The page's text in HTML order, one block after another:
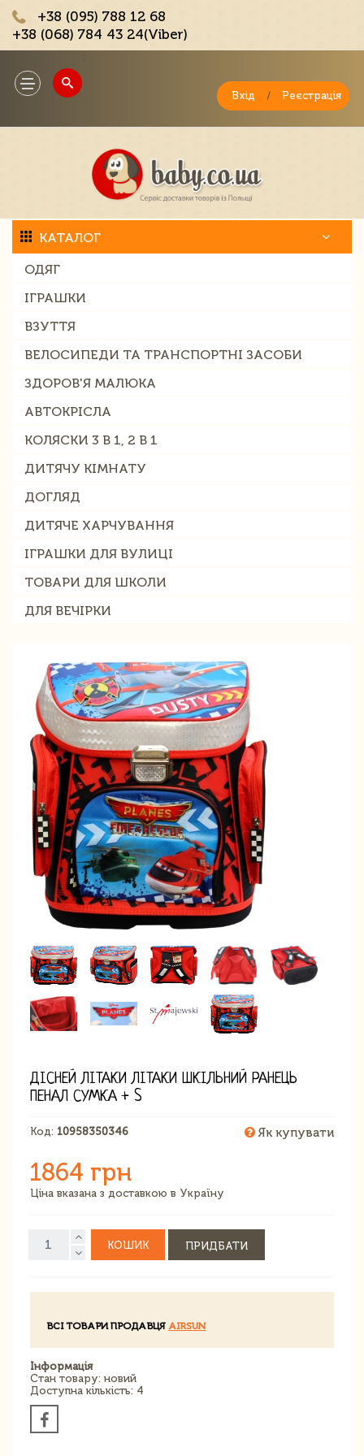
+38 (095) 788 12 68
+38 (068) 784 43 24(Viber)
Toggle
navigation
Вхід / Реєстрація
КАТАЛОГ
ОДЯГ
ІГРАШКИ
ВЗУТТЯ
ВЕЛОСИПЕДИ ТА ТРАНСПОРТНІ ЗАСОБИ
ЗДОРОВ'Я МАЛЮКА
АВТОКРІСЛА
КОЛЯСКИ 3 В 1, 2 В 1
ДИТЯЧУ КІМНАТУ
ДОГЛЯД
ДИТЯЧЕ ХАРЧУВАННЯ
ІГРАШКИ ДЛЯ ВУЛИЦІ
ТОВАРИ ДЛЯ ШКОЛИ
ДЛЯ ВЕЧІРКИ
ДІСНЕЙ ЛІТАКИ ЛІТАКИ ШКІЛЬНИЙ РАНЕЦЬ
ПЕНАЛ СУМКА + S
Код: 10958350346 Як купувати
1864 грн
Ціна вказана з доставкою в Україну
КОШИК ПРИДБАТИ
ВСІ ТОВАРИ ПРОДАВЦЯ AIRSUN
Інформація
Стан товару: новий
Доступна кількість: 4